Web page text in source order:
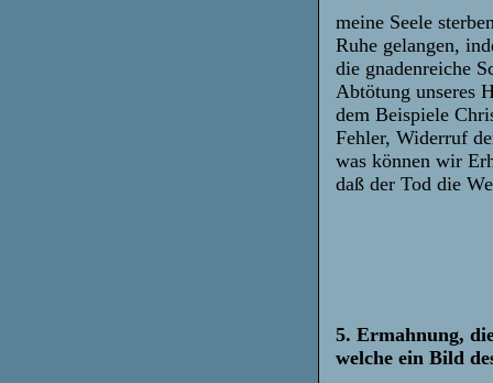
meine Seele
Ruhe gelangen,
die gnadenreiche
Abtötung unseres
dem Beispiele
Fehler, Widerruf
was können wir
daß der Tod die
5. Ermahnung,
welche ein Bild